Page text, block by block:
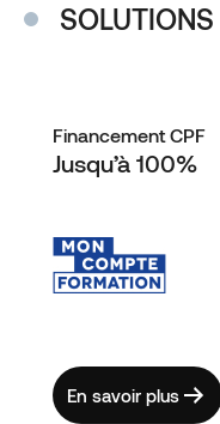
Financement CPF
Jusqu’à 100%
En savoir plus